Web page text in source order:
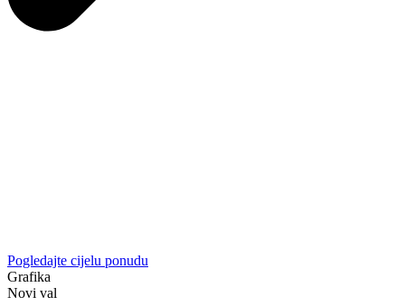
Pogledajte cijelu ponudu
Grafika
Novi val